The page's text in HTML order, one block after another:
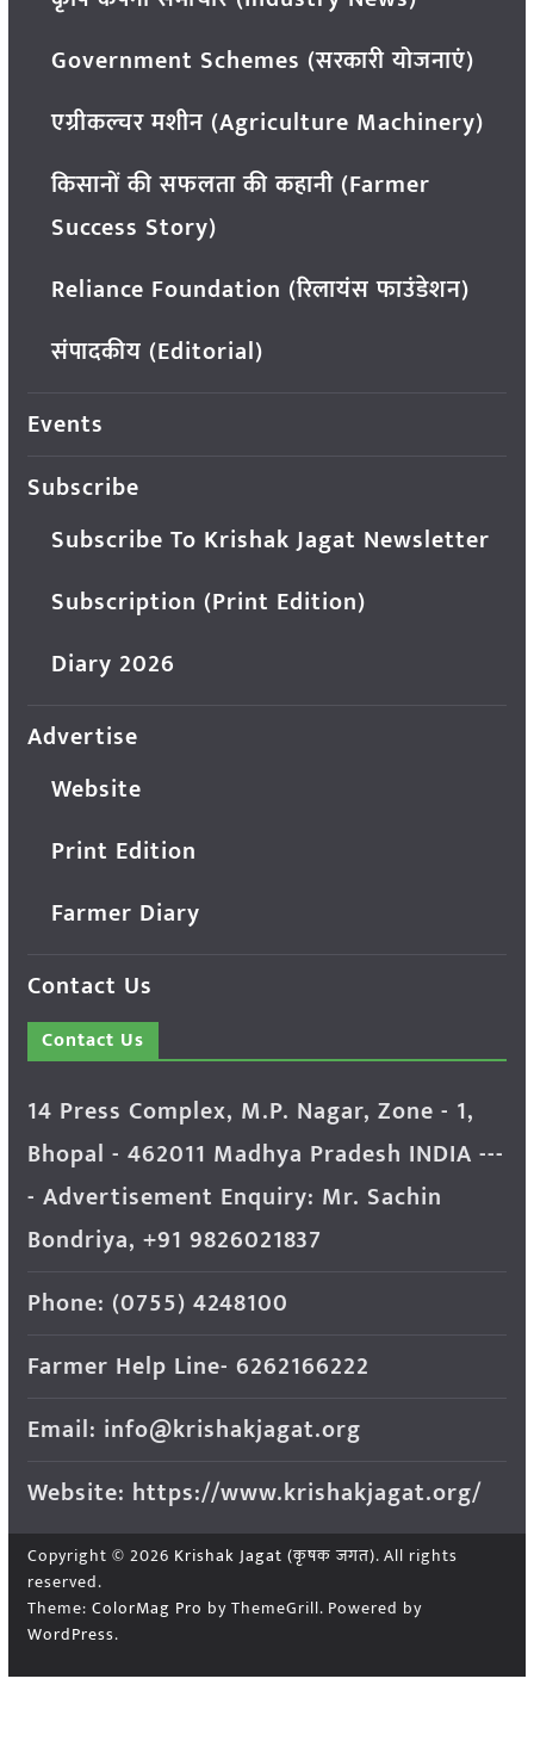
Government Schemes (सरकारी योजनाएं)
एग्रीकल्चर मशीन (Agriculture Machinery)
किसानों की सफलता की कहानी (Farmer
Success Story)
Reliance Foundation (रिलायंस फाउंडेशन)
संपादकीय (Editorial)
Events
Subscribe
Subscribe To Krishak Jagat Newsletter
Subscription (Print Edition)
Diary 2026
Advertise
Website
Print Edition
Farmer Diary
Contact Us
Contact Us
14 Press Complex, M.P. Nagar, Zone - 1,
Bhopal - 462011 Madhya Pradesh INDIA ---
- Advertisement Enquiry: Mr. Sachin
Bondriya, +91 9826021837
Phone: (0755) 4248100
Farmer Help Line- 6262166222
Email: info@krishakjagat.org
Website: https://www.krishakjagat.org/
Copyright © 2026 Krishak Jagat (कृषक जगत). All rights
reserved.
Theme: ColorMag Pro by ThemeGrill. Powered by
WordPress.